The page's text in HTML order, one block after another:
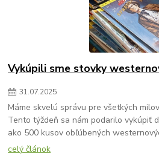
Vykúpili sme stovky
31.07.2025
Máme skvelú správu pre všetkých
Tento týždeň sa nám podarilo vykúpiť
ako 500 kusov obľúbených
celý článok